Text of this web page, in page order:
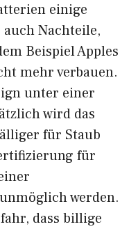
einige
Nachteile,
Beispiel Apples
mehr verbauen.
unter einer
wird das
für Staub
für
werden.
dass billige